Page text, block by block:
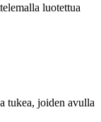
luotettua
tukea, joiden avulla